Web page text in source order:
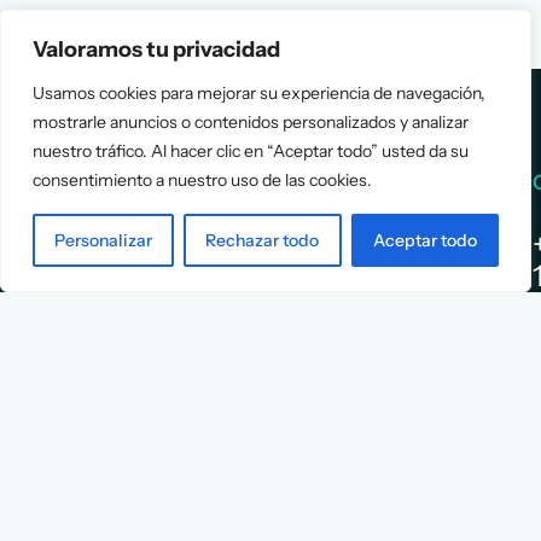
Valoramos tu privacidad
Usamos cookies para mejorar su experiencia de navegación,
mostrarle anuncios o contenidos personalizados y analizar
nuestro tráfico. Al hacer clic en “Aceptar todo” usted da su
consentimiento a nuestro uso de las cookies.
Personalizar Rechazar todo Aceptar todo
Services
Assessment
About Us